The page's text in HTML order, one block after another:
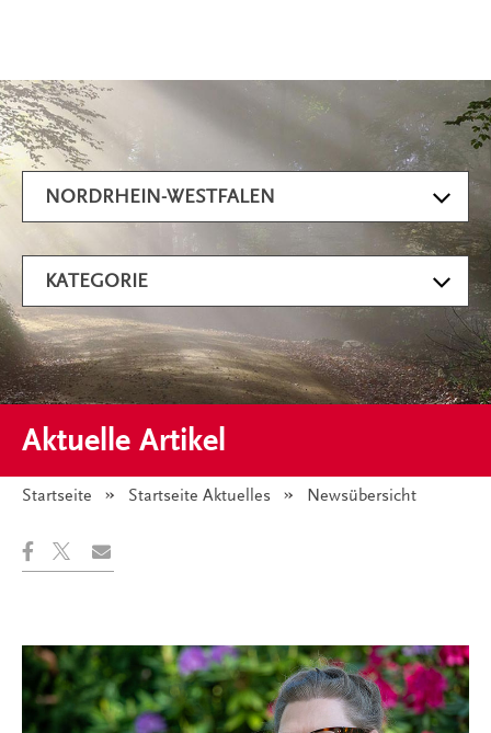
Aktuelle Artikel
Artikel filtern
NORDRHEIN-WESTFALEN
KATEGORIE
Startseite Startseite Aktuelles Angezeigt:
Newsübersicht